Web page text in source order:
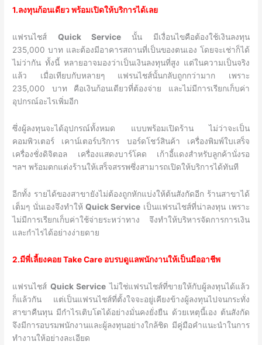
1.ลงทุนก้อนเดียว พร้อมเปิดให้บริการได้เลย
แฟรนไชส์ Quick Service นั้น มีเงื่อนไขคือต้องใช้เงินลงทุน
235,000 บาท และต้องมีอาคารสถานที่เป็นของตนเอง โดยจะเช่าก็ได้
ไม่ว่ากัน ทั้งนี้ หลายอาจมองว่าเป็นเงินลงทุนที่สูง แต่ในความเป็นจริง
แล้ว เมื่อเทียบกับหลายๆ แฟรนไชส์นั้นกลับถูกกว่ามาก เพราะ
235,000 บาท คือเงินก้อนเดียวที่ต้องจ่าย และไม่มีการเรียกเก็บค่า
อุปกรณ์อะไรเพิ่มอีก
ซึ่งผู้ลงทุนจะได้อุปกรณ์ทั้งหมด แบบพร้อมเปิดร้าน ไม่ว่าจะเป็น
คอมพิวเตอร์ เคาน์เตอร์บริการ บอร์ดโชว์สินค้า เครื่องพิมพ์ใบเสร็จ
เครื่องชั่งดิจิตอล เครื่องแสดงบาร์โคด เก้าอี้แดงสำหรับลูกค้านั่งรอ
ฯลฯ พร้อมตกแต่งร้านให้เสร็จสรรพซึ่งสามารถเปิดให้บริการได้ทันที
อีกทั้ง รายได้ของสาขายังไม่ต้องถูกหักแบ่งให้ต้นสังกัดอีก ร้านสาขาได้
เต็มๆ นั่นเองจึงทำให้ Quick Service เป็นแฟรนไชส์ที่น่าลงทุน เพราะ
ไม่มีการเรียกเก็บค่าใช้จ่ายระหว่าทาง จึงทำให้บริหารจัดการการเงิน
และกำไรได้อย่างง่ายดาย
2.มีพี่เลี้ยงคอย Take Care อบรบดูแลพนักงานให้เป็นมืออาชีพ
แฟรนไชส์ Quick Service ไม่ใช่แฟรนไชส์ที่ขายให้กับผู้ลงทุนได้แล้ว
ก็แล้วกัน แต่เป็นแฟรนไชส์ที่ตั้งใจจะอยู่เคียงข้างผู้ลงทุนไปจนกระทั่ง
สาขาคืนทุน มีกำไรเติบโตได้อย่างมั่นคงยั่งยืน ด้วยเหตุนี้เอง ต้นสังกัด
จึงมีการอบรมพนักงานและผู้ลงทุนอย่างใกล้ชิด มีคู่มือคำแนะนำในการ
ทำงานให้อย่างละเอียด